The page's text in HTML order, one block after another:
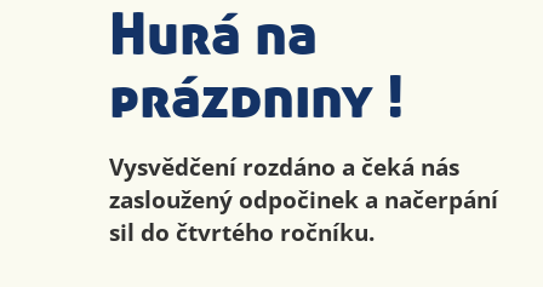
Hurá na
prázdniny !
Vysvědčení rozdáno a čeká nás
zasloužený odpočinek a načerpání
sil do čtvrtého ročníku.